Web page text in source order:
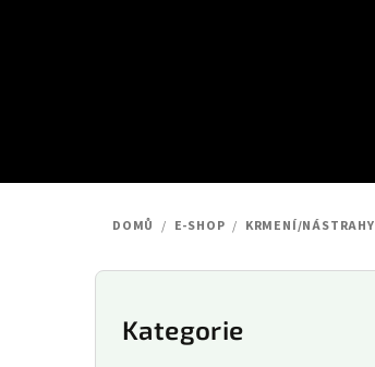
DOMŮ / E-SHOP / KRMENÍ/NÁSTRAHY
P
Přeskočit
kategorie
Kategorie